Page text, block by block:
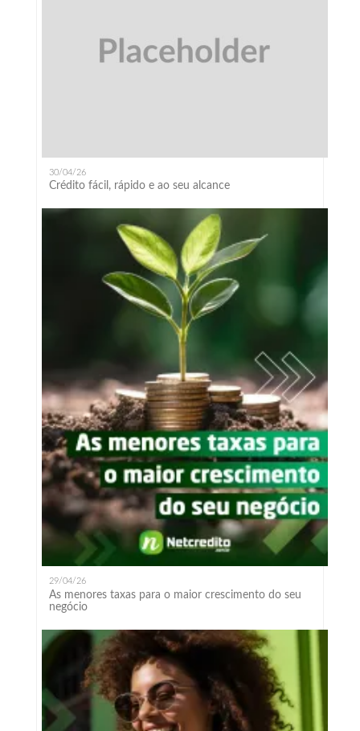
30/04/26
Crédito fácil, rápido e ao seu alcance
29/04/26
As menores taxas para o maior crescimento do seu
negócio